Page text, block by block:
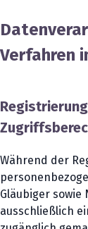
Verfahren
Während der
Gläubiger
ausschließlich